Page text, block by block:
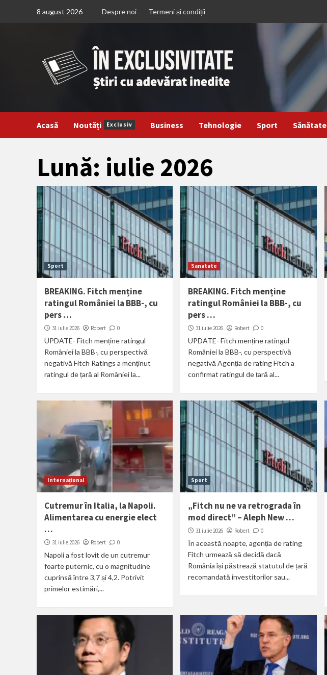
8 august 2026 Despre noi Termeni și condiții
Acasă Noutăți Exclusiv Business Tehnologie Sport Sănătate
Lună: iulie 2026
Sport
BREAKING. Fitch menține
ratingul României la BBB-, cu
pers …
31 iulie 2026 Robert 0
UPDATE- Fitch menține ratingul
României la BBB-, cu perspectivă
negativă Fitch Ratings a menținut
ratingul de țară al României la...
Sanatate
BREAKING. Fitch menține
ratingul României la BBB-, cu
pers …
31 iulie 2026 Robert 0
UPDATE- Fitch menține ratingul
României la BBB-, cu perspectivă
negativă Agenția de rating Fitch a
confirmat ratingul de țară al...
Internațional
Cutremur în Italia, la Napoli.
Alimentarea cu energie elect
…
31 iulie 2026 Robert 0
Napoli a fost lovit de un cutremur
foarte puternic, cu o magnitudine
cuprinsă între 3,7 și 4,2. Potrivit
primelor estimări,...
Sport
„Fitch nu ne va retrograda în
mod direct” – Aleph New …
31 iulie 2026 Robert 0
În această noapte, agenția de rating
Fitch urmează să decidă dacă
România își păstrează statutul de țară
recomandată investitorilor sau...